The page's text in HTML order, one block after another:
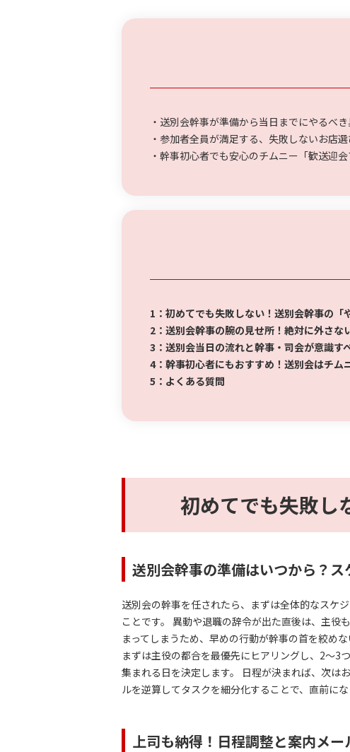
・送別会幹事が準備から当日までにやるべ
・参加者全員が満足する、失敗しないお店
・幹事初心者でも安心のチムニー「歓送迎
1：初めてでも失敗しない！送別会幹事の「
2：送別会幹事の腕の見せ所！絶対に外さな
3：送別会当日の流れと幹事・司会が意識す
4：幹事初心者にもおすすめ！送別会はチム
5 ：よくある質問
初めてでも失敗し
送別会幹事の準備はいつから？
送別会の幹事を任されたら、まずは全体的なスケ
ことです。 異動や退職の辞令が出た直後は、主役
まってしまうため、早めの行動が幹事の首を絞めな
まずは主役の都合を最優先にヒアリングし、2〜3
集まれる日を決定します。 日程が決まれば、次は
ルを逆算してタスクを細分化することで、直前にな
上司も納得！日程調整と案内メー